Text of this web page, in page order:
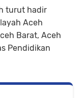
turut hadir
Aceh
Barat, Aceh
Pendidikan